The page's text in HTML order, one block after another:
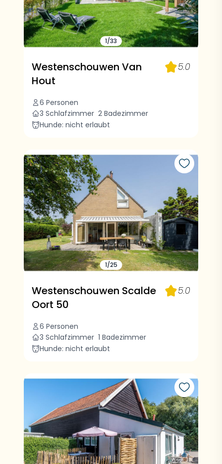
1/33
Westenschouwen Van
Hout
6 Personen
3 Schlafzimmer 2 Badezimmer
Hunde: nicht erlaubt
5.0
1/25
Westenschouwen Scalde
Oort 50
6 Personen
3 Schlafzimmer 1 Badezimmer
Hunde: nicht erlaubt
5.0